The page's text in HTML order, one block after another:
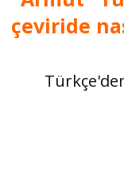
çeviride